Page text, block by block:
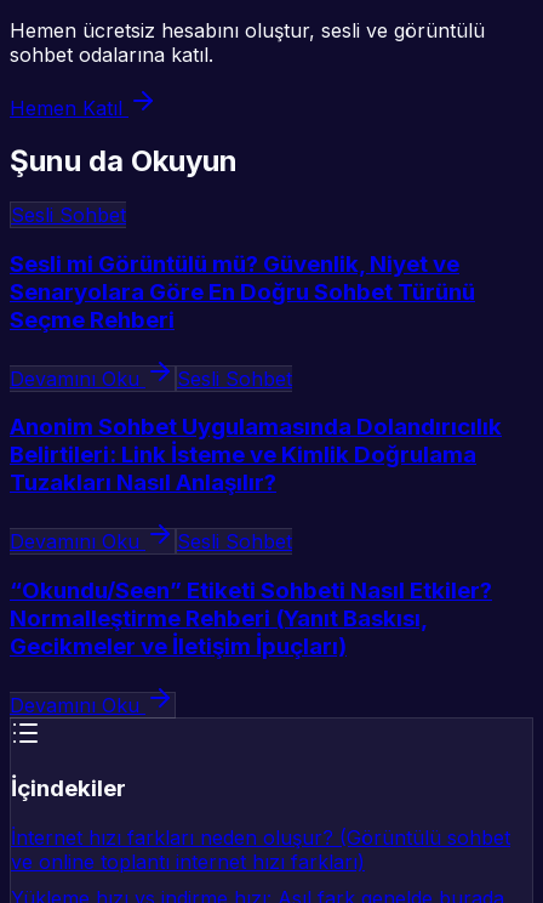
Hemen ücretsiz hesabını oluştur, sesli ve görüntülü
sohbet odalarına katıl.
Hemen Katıl
Şunu da Okuyun
Sesli Sohbet
Sesli mi Görüntülü mü? Güvenlik, Niyet ve
Senaryolara Göre En Doğru Sohbet Türünü
Seçme Rehberi
Devamını Oku Sesli Sohbet
Anonim Sohbet Uygulamasında Dolandırıcılık
Belirtileri: Link İsteme ve Kimlik Doğrulama
Tuzakları Nasıl Anlaşılır?
Devamını Oku Sesli Sohbet
“Okundu/Seen” Etiketi Sohbeti Nasıl Etkiler?
Normalleştirme Rehberi (Yanıt Baskısı,
Gecikmeler ve İletişim İpuçları)
Devamını Oku
İçindekiler
İnternet hızı farkları neden oluşur? (Görüntülü sohbet
ve online toplantı internet hızı farkları)